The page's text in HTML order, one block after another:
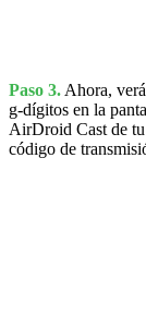
Paso 3.Ahora,
g-dígitos en la
AirDroid Cast de
código de